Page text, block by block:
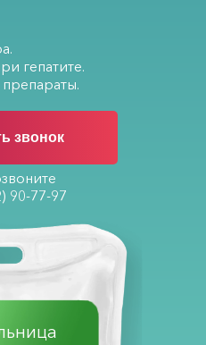
гепатите.
звонок
90-77-97